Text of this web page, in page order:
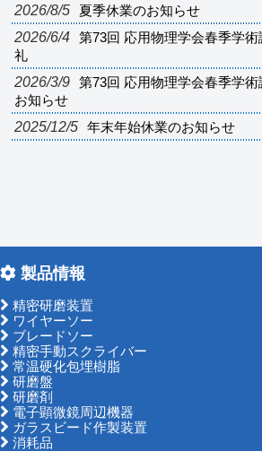
2026/8/5 夏季休業のお知らせ
2026/6/4
第73回 応用物理学会春季学
礼
2026/3/9
第73回 応用物理学会春季学
お知らせ
2025/12/5 年末年始休業のお知らせ
製品情報
精密研磨装置
ワイヤーソー
ブレードソー
精密手動スクライバー
常温硬化包埋樹脂
研磨盤
研磨剤
電子顕微鏡周辺機器
ガラスビード作製装置
消耗品